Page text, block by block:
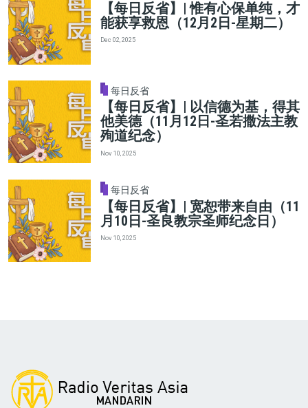
【每日反省】| 惟有心保单纯，才
能获享救恩（12月2日-星期二）
Dec 02, 2025
每日反省
【每日反省】| 以信德为基，得其
他美德（11月12日-圣若撒法主教
殉道纪念）
Nov 10, 2025
每日反省
【每日反省】| 宽恕带来自由（11
月10日-圣良教宗圣师纪念日）
Nov 10, 2025